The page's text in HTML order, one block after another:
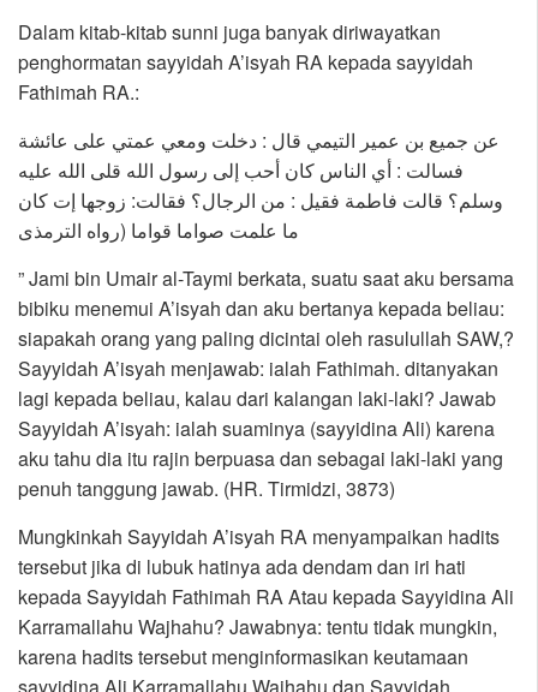
Dalam kitab-kitab sunni juga banyak diriwayatkan
penghormatan sayyidah A’isyah RA kepada sayyidah
Fathimah RA.:
عن جميع بن عمير التيمي قال : دخلت ومعي عمتي على عائشة
فسالت : أي الناس كان أحب إلى رسول الله قلى الله عليه
وسلم؟ قالت فاطمة فقيل : من الرجال؟ فقالت: زوجها إت كان
ما علمت صواما قواما (رواه الترمذى
” Jami bin Umair al-Taymi berkata, suatu saat aku bersama
bibiku menemui A’isyah dan aku bertanya kepada beliau:
siapakah orang yang paling dicintai oleh rasulullah SAW,?
Sayyidah A’isyah menjawab: ialah Fathimah. ditanyakan
lagi kepada beliau, kalau dari kalangan laki-laki? Jawab
Sayyidah A’isyah: ialah suaminya (sayyidina Ali) karena
aku tahu dia itu rajin berpuasa dan sebagai laki-laki yang
penuh tanggung jawab. (HR. Tirmidzi, 3873)
Mungkinkah Sayyidah A’isyah RA menyampaikan hadits
tersebut jika di lubuk hatinya ada dendam dan iri hati
kepada Sayyidah Fathimah RA Atau kepada Sayyidina Ali
Karramallahu Wajhahu? Jawabnya: tentu tidak mungkin,
karena hadits tersebut menginformasikan keutamaan